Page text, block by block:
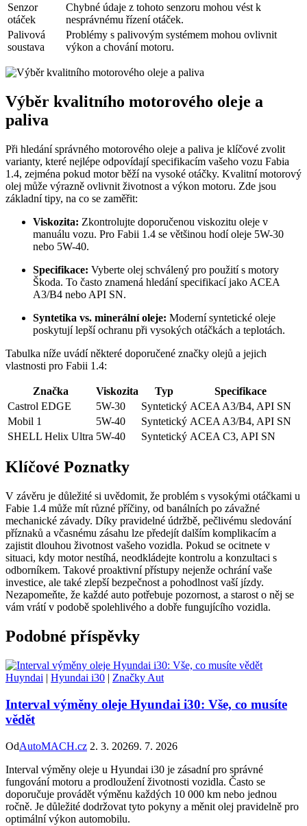
Senzor
otáček
Chybné údaje​ z tohoto senzoru⁤ mohou vést k
nesprávnému řízení otáček.
Palivová
soustava
Problémy s‌ palivovým systémem mohou ovlivnit
výkon a chování motoru.
Výběr kvalitního motorového oleje a
paliva
Při hledání⁢ správného motorového oleje a paliva je klíčové zvolit
varianty,​ které⁣ nejlépe ‍odpovídají⁤ specifikacím vašeho vozu Fabia
⁣1.4, zejména pokud motor běží‍ na vysoké otáčky. Kvalitní motorový
olej může výrazně ovlivnit životnost a výkon motoru. Zde‌ jsou
základní tipy,⁣ na co se zaměřit:
Viskozita: Zkontrolujte doporučenou ‍viskozitu oleje v
manuálu vozu.⁤ Pro Fabii‍ 1.4 ⁢se většinou‍ hodí oleje 5W-30
nebo 5W-40.
Specifikace: Vyberte olej schválený pro ‌použití⁣ s motory
Škoda. To často znamená hledání specifikací jako ‌ACEA
A3/B4 nebo API SN.
Syntetika vs.‌ minerální oleje: ​Moderní ⁤syntetické oleje
‌poskytují lepší ochranu ‍při vysokých otáčkách a teplotách.
Tabulka ⁤níže uvádí některé⁢ doporučené značky olejů a⁢ jejich
vlastnosti pro Fabii ​1.4:
Značka Viskozita Typ
Specifikace
Castrol EDGE
5W-30 Syntetický ACEA⁢ A3/B4, API SN
Mobil 1
5W-40 Syntetický ACEA‍ A3/B4,​ API⁢ SN
SHELL Helix Ultra 5W-40 Syntetický ACEA‍ C3, API⁤ SN
Klíčové⁤ Poznatky
V závěru je důležité ⁣si uvědomit, ‍že⁤ problém s vysokými otáčkami u
Fabie‌ 1.4 může‌ mít ‍různé ⁢příčiny, od banálních po závažné‌
mechanické závady. Díky pravidelné údržbě, pečlivému sledování
⁢příznaků‌ a včasnému zásahu lze předejít‍ dalším⁢ komplikacím ‍a
zajistit dlouhou‌ životnost vašeho vozidla. Pokud se​ ocitnete v
situaci, kdy motor nestíhá, neodkládejte kontrolu a konzultaci s‍
odborníkem. Takové proaktivní přístupy⁤ nejenže ochrání vaše
investice, ale také ‍zlepší bezpečnost a pohodlnost ⁤vaší⁤ jízdy.
Nezapomeňte, že ‌každé auto potřebuje pozornost, a starost o⁤ něj se
vám vrátí ⁢v podobě spolehlivého a dobře fungujícího vozidla.
Podobné příspěvky
Huyndai | Hyundai i30 | Značky Aut
Interval výměny oleje Hyundai i30: Vše, co musíte
vědět
OdAutoMACH.cz 2. 3. 20269. 7. 2026
Interval výměny oleje u Hyundai i30 je zásadní pro správné
fungování motoru a prodloužení životnosti vozidla. Často se
doporučuje provádět výměnu každých 10 000 km nebo jednou
ročně. Je důležité dodržovat tyto pokyny a měnit olej pravidelně pro
optimální výkon automobilu.